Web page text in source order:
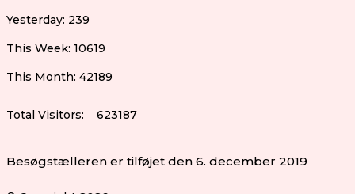
Yesterday: 239
This Week: 10619
This Month: 42189
Total Visitors: 623187
Besøgstælleren er tilføjet den 6. december 2019